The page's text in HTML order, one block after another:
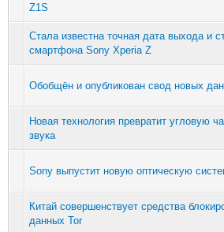
Z1S
Стала известна точная дата выхода и
смартфона Sony Xperia Z
Обобщён и опубликован свод новых
Новая технология превратит угловую
звука
Sony выпустит новую оптическую
Китай совершенствует средства
данных Tor